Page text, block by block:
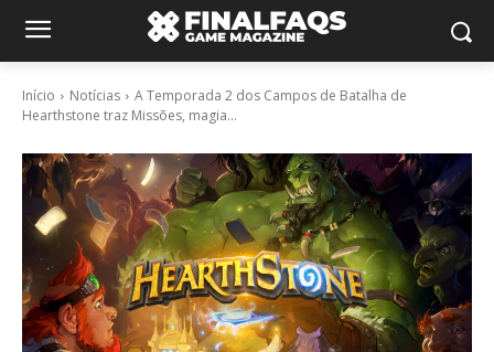
Início Notícias
A Temporada 2 dos Campos de Batalha de
Hearthstone traz Missões, magia...